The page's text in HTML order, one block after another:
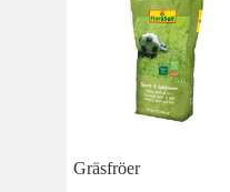
Gräsfröer